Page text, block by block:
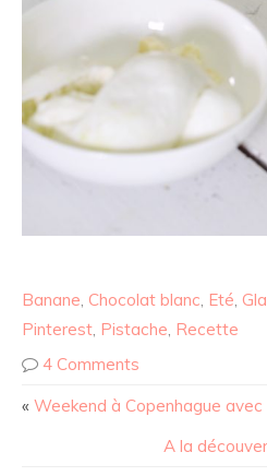
Banane Chocolat blanc Eté
Pinterest Pistache Recette
4 Comments
« Weekend à Copenhague avec
A la